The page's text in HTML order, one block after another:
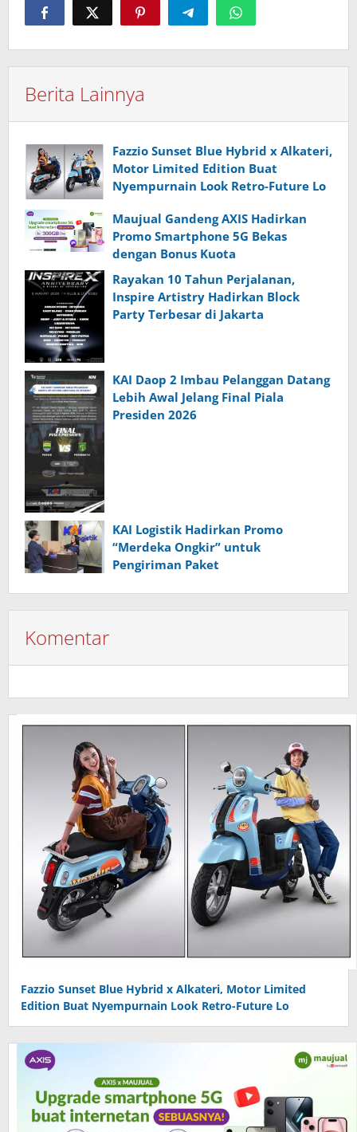
Berita Lainnya
Fazzio Sunset Blue Hybrid x Alkateri,
Motor Limited Edition Buat
Nyempurnain Look Retro-Future Lo
Maujual Gandeng AXIS Hadirkan
Promo Smartphone 5G Bekas
dengan Bonus Kuota
Rayakan 10 Tahun Perjalanan,
Inspire Artistry Hadirkan Block
Party Terbesar di Jakarta
KAI Daop 2 Imbau Pelanggan Datang
Lebih Awal Jelang Final Piala
Presiden 2026
KAI Logistik Hadirkan Promo
“Merdeka Ongkir” untuk
Pengiriman Paket
Komentar
Fazzio Sunset Blue Hybrid x Alkateri, Motor Limited
Edition Buat Nyempurnain Look Retro-Future Lo